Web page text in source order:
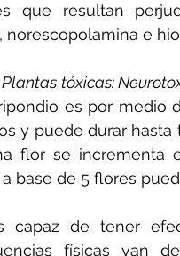
que resultan
e
Plantas tóxicas:
es por medio
y puede durar hasta
flor se incrementa
base de 5 flores
de tener
físicas van